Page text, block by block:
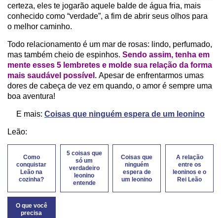
certeza, eles te jogarão aquele balde de água fria, mais
conhecido como “verdade”, a fim de abrir seus olhos para
o melhor caminho.
Todo relacionamento é um mar de rosas: lindo, perfumado,
mas também cheio de espinhos. Sendo assim, tenha em
mente esses 5 lembretes e molde sua relação da forma
mais saudável possível. Apesar de enfrentarmos umas
dores de cabeça de vez em quando, o amor é sempre uma
boa aventura!
E mais: Coisas que ninguém espera de um leonino
Leão:
Como
conquistar
Leão na
cozinha?
5 coisas que
só um
verdadeiro
leonino
entende
Coisas que
ninguém
espera de
um leonino
A relação
entre os
leoninos e o
Rei Leão
O que você
precisa